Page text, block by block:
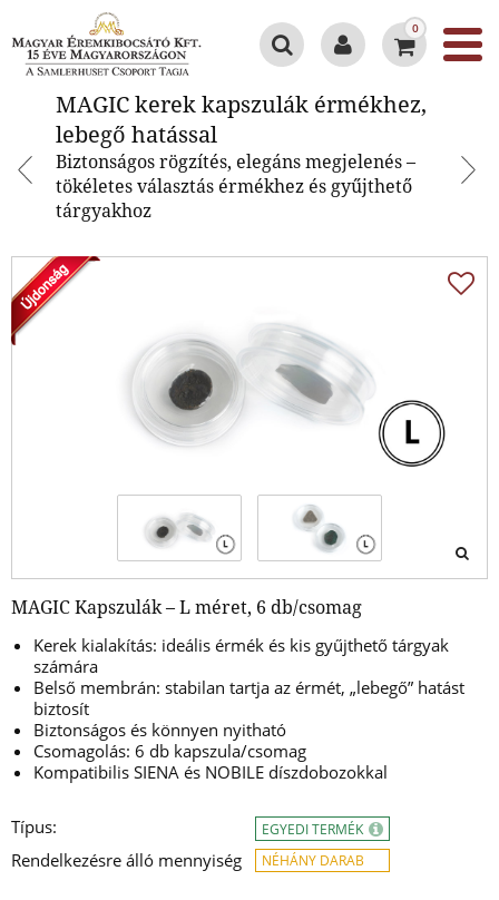
0
MAGIC kerek kapszulák érmékhez,
lebegő hatással
Biztonságos rögzítés, elegáns megjelenés –
tökéletes választás érmékhez és gyűjthető
tárgyakhoz
MAGIC Kapszulák – L méret, 6 db/csomag
Kerek kialakítás: ideális érmék és kis gyűjthető tárgyak
számára
Belső membrán: stabilan tartja az érmét, „lebegő” hatást
biztosít
Biztonságos és könnyen nyitható
Csomagolás: 6 db kapszula/csomag
Kompatibilis SIENA és NOBILE díszdobozokkal
Típus:
Rendelkezésre álló mennyiség
EGYEDI TERMÉK
NÉHÁNY DARAB
MAGIC kerek kapszulák
érmékhez, lebegő hatással